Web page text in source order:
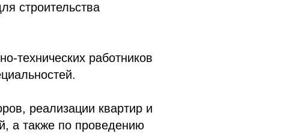
строительства
технических работников
реализации квартир и
а также по проведению